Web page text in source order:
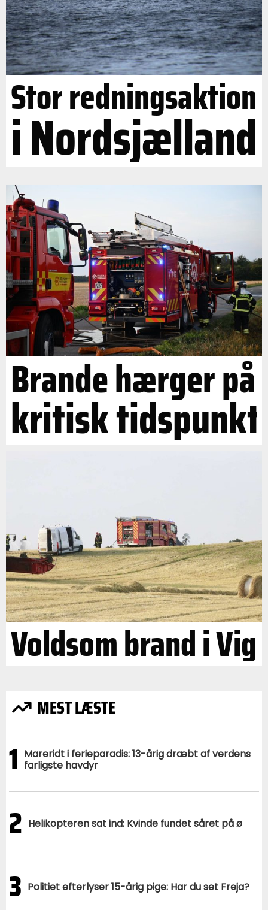
Stor redningsaktion
i Nordsjælland
Brande hærger på
kritisk tidspunkt
Voldsom brand i Vig
MEST LÆSTE
1 Mareridt i ferieparadis: 13-årig dræbt af verdens
farligste havdyr
2 Helikopteren sat ind: Kvinde fundet såret på ø
3 Politiet efterlyser 15-årig pige: Har du set Freja?